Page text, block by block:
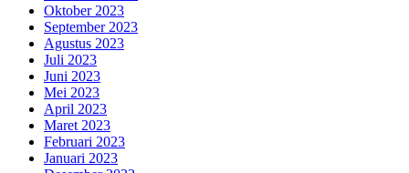
Oktober 2023
September 2023
Agustus 2023
Juli 2023
Juni 2023
Mei 2023
April 2023
Maret 2023
Februari 2023
Januari 2023